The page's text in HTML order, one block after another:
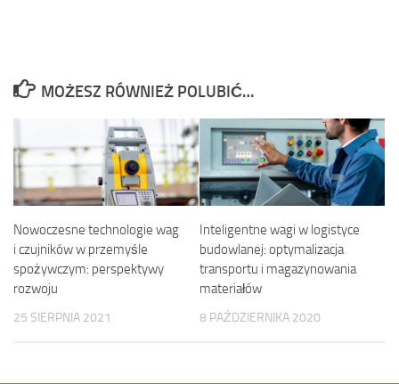
MOŻESZ RÓWNIEŻ POLUBIĆ…
Nowoczesne technologie wag
i czujników w przemyśle
spożywczym: perspektywy
rozwoju
25 SIERPNIA 2021
Inteligentne wagi w logistyce
budowlanej: optymalizacja
transportu i magazynowania
materiałów
8 PAŹDZIERNIKA 2020